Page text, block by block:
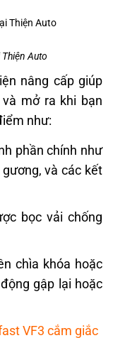
Auto
nâng cấp giúp
mở ra khi bạn
như:
phần chính như
và các kết
bọc vải chống
chìa khóa hoặc
gập lại hoặc
VF3 cắm giắc